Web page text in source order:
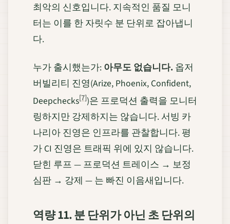
최악의 신호입니다. 지속적인 품질 모니
터는 이를 한 자릿수 분 단위로 잡아냅니
다.
누가 출시했는가: 아무도 없습니다. 옵저
버빌리티 진영(Arize, Phoenix, Confident,
Deepchecks[7])은 프로덕션 출력을 모니터
링하지만 강제하지는 않습니다. 서빙 카
나리아 진영은 인프라를 관찰합니다. 평
가 CI 진영은 트래픽 위에 있지 않습니다.
닫힌 루프 — 프로덕션 트레이스 → 보정
심판 → 강제 — 는 빠진 이음새입니다.
역량 11. 분 단위가 아닌 초 단위의